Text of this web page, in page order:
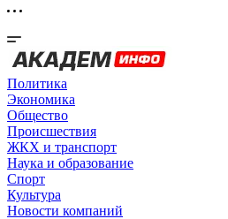
Политика
Экономика
Общество
Происшествия
ЖКХ и транспорт
Наука и образование
Спорт
Культура
Новости компаний